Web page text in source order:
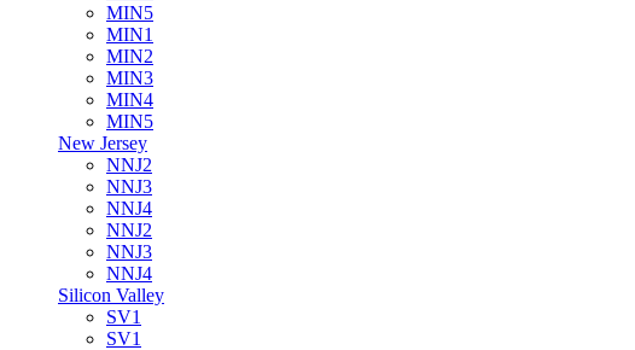
MIN5
MIN1
MIN2
MIN3
MIN4
MIN5
New Jersey
NNJ2
NNJ3
NNJ4
NNJ2
NNJ3
NNJ4
Silicon Valley
SV1
SV1